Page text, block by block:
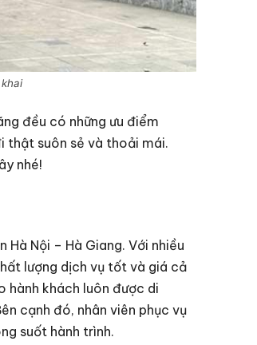
đều có những ưu điểm
thật suôn sẻ và thoải mái.
nhé!
Nội – Hà Giang. Với nhiều
lượng dịch vụ tốt và giá cả
hành khách luôn được di
cạnh đó, nhân viên phục vụ
suốt hành trình.